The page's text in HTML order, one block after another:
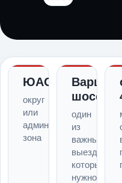
ЮАО
округ
или
административная
зона
шоссе
один
из
важных
выездов,
который
нужно